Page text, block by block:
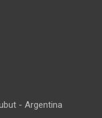
- Argentina